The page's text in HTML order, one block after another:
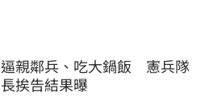
逼親鄰兵、吃大鍋飯　憲兵隊
長挨告結果曝